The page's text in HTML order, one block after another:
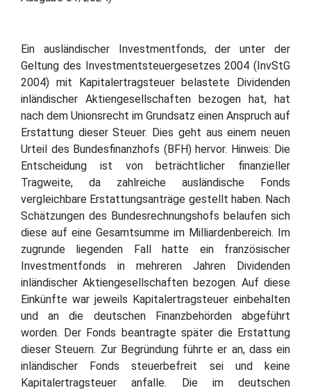
Ein ausländischer Investmentfonds, der unter der
Geltung des Investmentsteuergesetzes 2004 (InvStG
2004) mit Kapitalertragsteuer belastete Dividenden
inländischer Aktiengesellschaften bezogen hat, hat
nach dem Unionsrecht im Grundsatz einen Anspruch auf
Erstattung dieser Steuer. Dies geht aus einem neuen
Urteil des Bundesfinanzhofs (BFH) hervor. Hinweis: Die
Entscheidung ist von beträchtlicher finanzieller
Tragweite, da zahlreiche ausländische Fonds
vergleichbare Erstattungsanträge gestellt haben. Nach
Schätzungen des Bundesrechnungshofs belaufen sich
diese auf eine Gesamtsumme im Milliardenbereich. Im
zugrunde liegenden Fall hatte ein französischer
Investmentfonds in mehreren Jahren Dividenden
inländischer Aktiengesellschaften bezogen. Auf diese
Einkünfte war jeweils Kapitalertragsteuer einbehalten
und an die deutschen Finanzbehörden abgeführt
worden. Der Fonds beantragte später die Erstattung
dieser Steuern. Zur Begründung führte er an, dass ein
inländischer Fonds steuerbefreit sei und keine
Kapitalertragsteuer anfalle. Die im deutschen